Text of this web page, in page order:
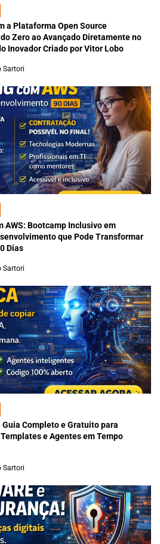
a Plataforma Open Source
Zero ao Avançado Diretamente no
Inovador Criado por Vitor Lobo
Sartori
AWS: Bootcamp Inclusivo em
que Pode Transformar
Dias
Sartori
Completo e Gratuito para
e Agentes em Tempo
Sartori